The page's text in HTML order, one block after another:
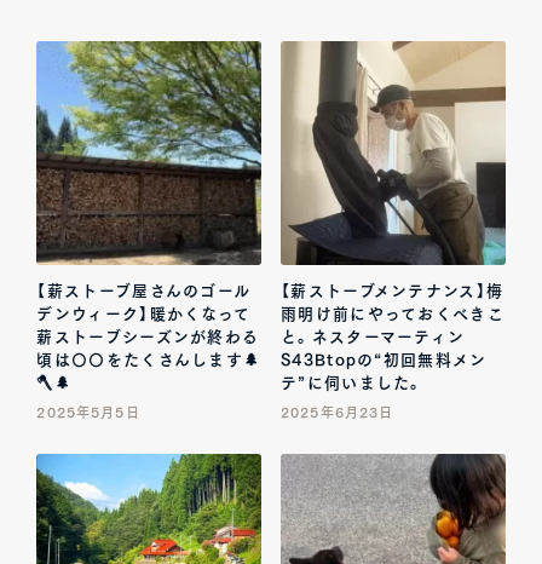
【薪ストーブ屋さんのゴール
デンウィーク】暖かくなって
薪ストーブシーズンが終わる
頃は〇〇をたくさんします🌲
🪓🌲
2025年5月5日
【薪ストーブメンテナンス】梅
雨明け前にやっておくべきこ
と。ネスターマーティン
S43Btopの“初回無料メン
テ”に伺いました。
2025年6月23日